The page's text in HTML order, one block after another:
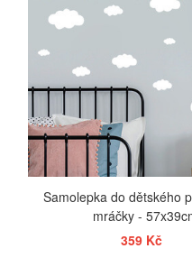
Samolepka do dětského
mráčky -
359 Kč